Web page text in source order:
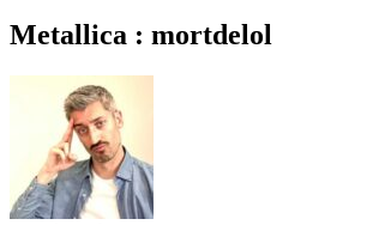
Metallica : mortdelol